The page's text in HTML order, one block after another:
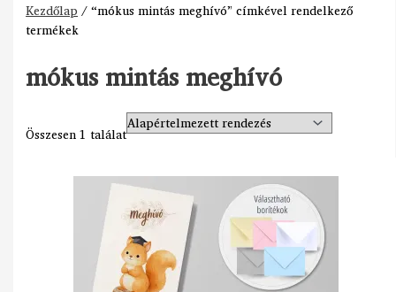
Kezdőlap / “mókus mintás meghívó” címkével rendelkező
termékek
mókus mintás meghívó
Összesen 1 találat